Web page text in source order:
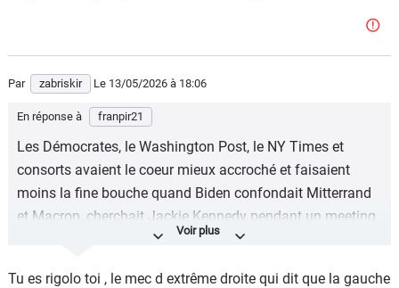
Par zabriskir Le 13/05/2026 à 18:06
En réponse à franpir21
Les Démocrates, le Washington Post, le NY Times et
consorts avaient le coeur mieux accroché et faisaient
moins la fine bouche quand Biden confondait Mitterrand
et Macron, cherchait Jackie Kennedy pendant un meeting
ou racontait avoir rencontré en 2021 Helmut Kohl décédé
Tu es rigolo toi , le mec d extrême droite qui dit que la gauche